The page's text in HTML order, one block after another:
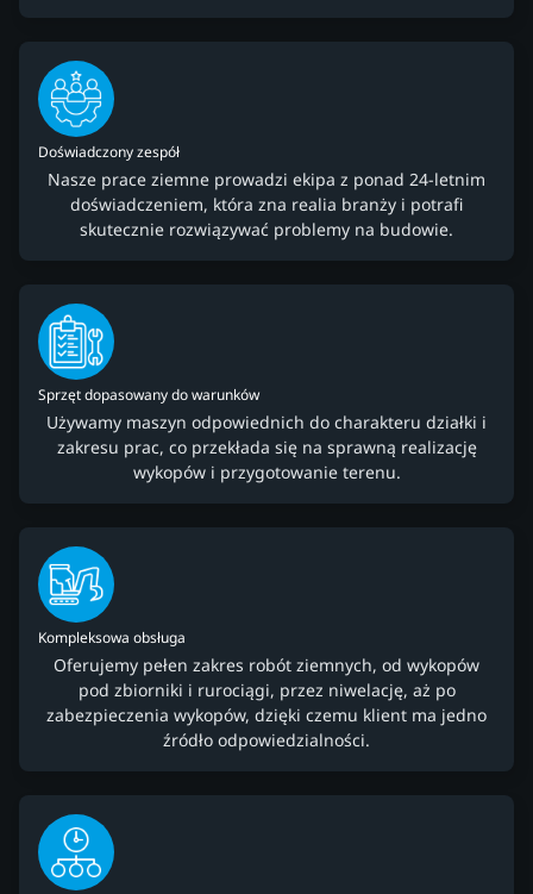
Doświadczony zespół
Nasze prace ziemne prowadzi ekipa z ponad 24-letnim
doświadczeniem, która zna realia branży i potrafi
skutecznie rozwiązywać problemy na budowie.
Sprzęt dopasowany do warunków
Używamy maszyn odpowiednich do charakteru działki i
zakresu prac, co przekłada się na sprawną realizację
wykopów i przygotowanie terenu.
Kompleksowa obsługa
Oferujemy pełen zakres robót ziemnych, od wykopów
pod zbiorniki i rurociągi, przez niwelację, aż po
zabezpieczenia wykopów, dzięki czemu klient ma jedno
źródło odpowiedzialności.